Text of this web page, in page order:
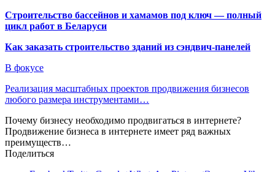
Строительство бассейнов и хамамов под ключ — полный
цикл работ в Беларуси
Как заказать строительство зданий из сэндвич-панелей
В фокусе
Реализация масштабных проектов продвижения бизнесов
любого размера инструментами…
Почему бизнесу необходимо продвигаться в интернете?
Продвижение бизнеса в интернете имеет ряд важных
преимуществ…
Поделиться